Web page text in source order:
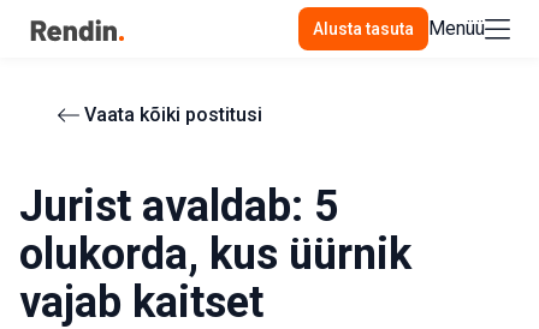
Alusta tasuta Menüü
Vaata kõiki postitusi
Jurist avaldab: 5
olukorda, kus üürnik
vajab kaitset